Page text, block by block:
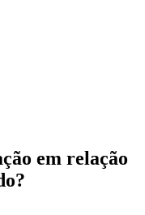
em relação